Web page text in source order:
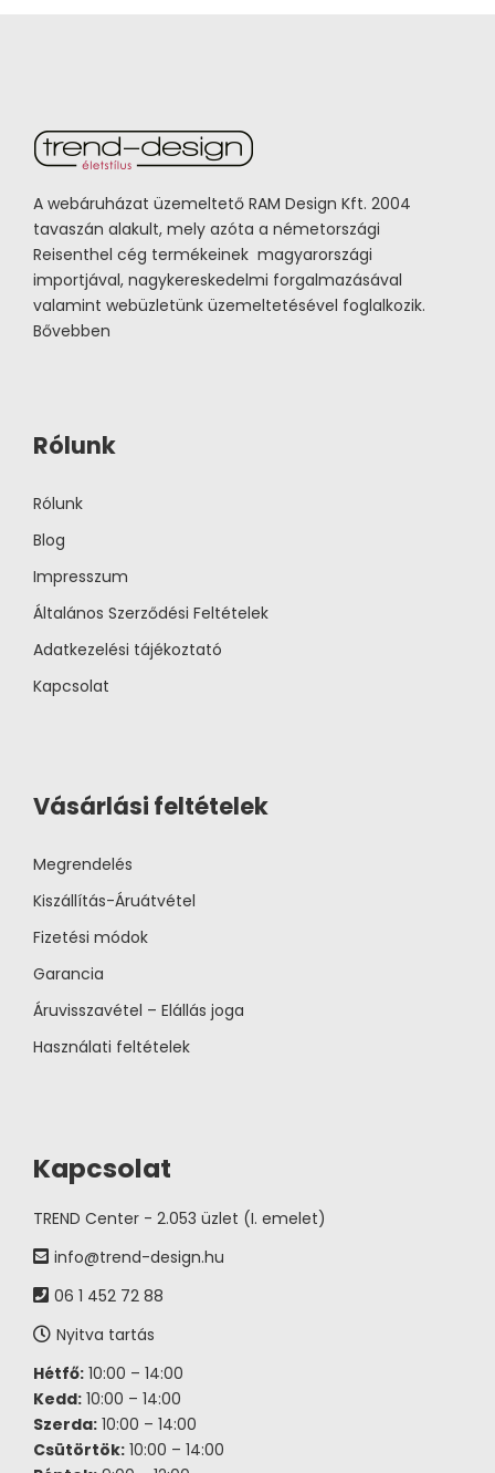
A webáruházat üzemeltető RAM Design Kft. 2004
tavaszán alakult, mely azóta a németországi
Reisenthel cég termékeinek magyarországi
importjával, nagykereskedelmi forgalmazásával
valamint webüzletünk üzemeltetésével foglalkozik.
Bővebben
Rólunk
Rólunk
Blog
Impresszum
Általános Szerződési Feltételek
Adatkezelési tájékoztató
Kapcsolat
Vásárlási feltételek
Megrendelés
Kiszállítás-Áruátvétel
Fizetési módok
Garancia
Áruvisszavétel – Elállás joga
Használati feltételek
Kapcsolat
TREND Center - 2.053 üzlet (I. emelet)
info@trend-design.hu
06 1 452 72 88
Nyitva tartás
Hétfő: 10:00 – 14:00
Kedd: 10:00 – 14:00
Szerda: 10:00 – 14:00
Csütörtök: 10:00 – 14:00